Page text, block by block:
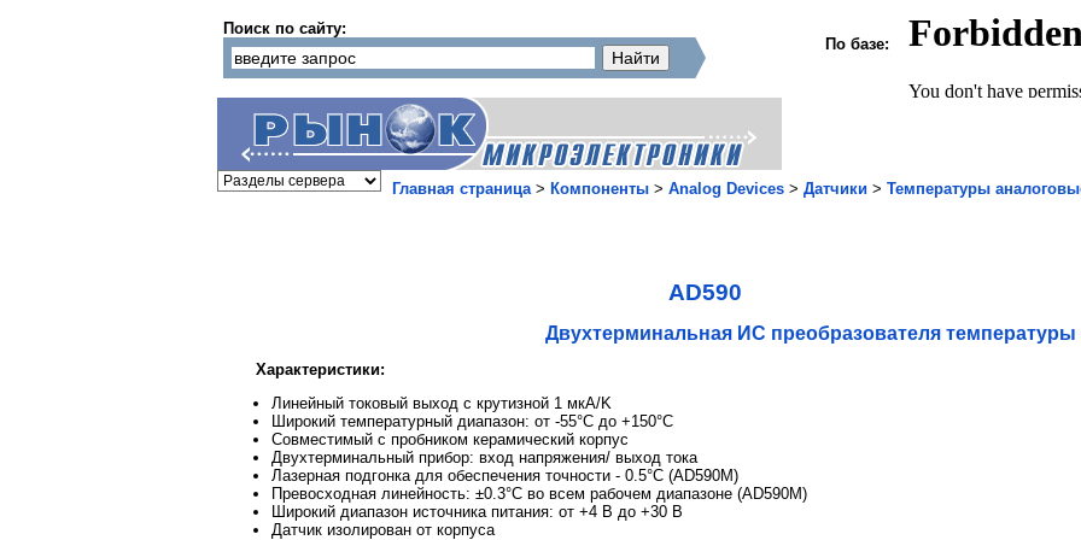
Поиск по сайту:
По базе:
Главная страница> Компоненты > Analog Devices > Датчики > Температуры
AD590
Двухтерминальная ИС преобразователя температуры
Характеристики:
Линейный токовый выход с крутизной 1 мкА/K
Широкий температурный диапазон: от -55°C до +150°C
Совместимый с пробником керамический корпус
Двухтерминальный прибор: вход напряжения/ выход тока
Лазерная подгонка для обеспечения точности - 0.5°C (AD590M)
Превосходная линейность: ±0.3°C во всем рабочем диапазоне (AD590M)
Широкий диапазон источника питания: от +4 В до +30 В
Датчик изолирован от корпуса